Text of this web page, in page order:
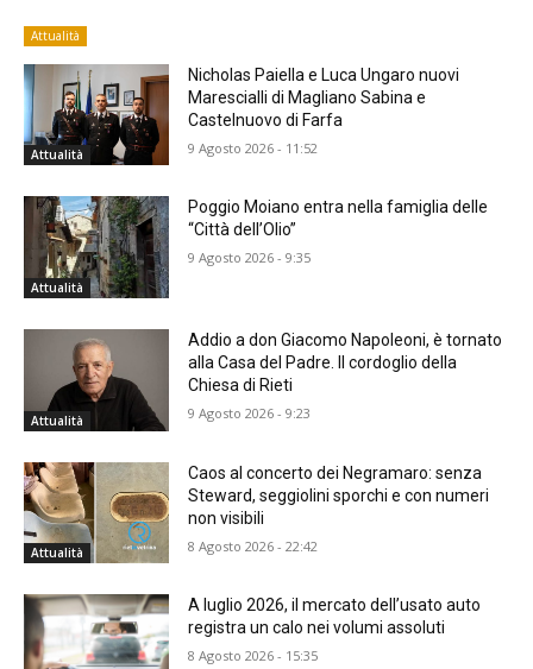
Attualità
Attualità
Nicholas Paiella e Luca Ungaro nuovi
Marescialli di Magliano Sabina e
Castelnuovo di Farfa
9 Agosto 2026 - 11:52
Attualità
Poggio Moiano entra nella famiglia delle
“Città dell’Olio”
9 Agosto 2026 - 9:35
Attualità
Addio a don Giacomo Napoleoni, è tornato
alla Casa del Padre. Il cordoglio della
Chiesa di Rieti
9 Agosto 2026 - 9:23
Attualità
Caos al concerto dei Negramaro: senza
Steward, seggiolini sporchi e con numeri
non visibili
8 Agosto 2026 - 22:42
A luglio 2026, il mercato dell’usato auto
registra un calo nei volumi assoluti
8 Agosto 2026 - 15:35